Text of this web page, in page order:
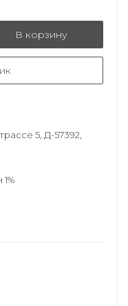
В корзину
5, Д-57392,